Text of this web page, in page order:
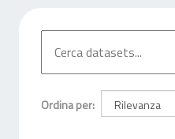
Ordina per